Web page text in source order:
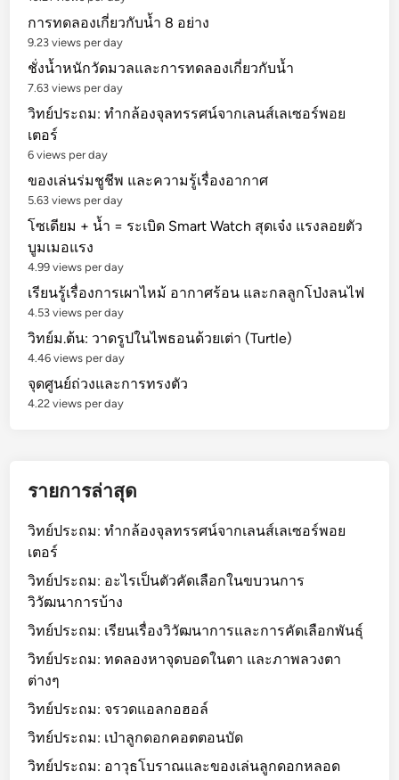
การทดลองเกี่ยวกับน้ำ 8 อย่าง
9.23 views per day
ชั่งน้ำหนักวัดมวลและการทดลองเกี่ยวกับน้ำ
7.63 views per day
วิทย์ประถม: ทำกล้องจุลทรรศน์จากเลนส์เลเซอร์พอย
เตอร์
6 views per day
ของเล่นร่มชูชีพ และความรู้เรื่องอากาศ
5.63 views per day
โซเดียม + น้ำ = ระเบิด Smart Watch สุดเจ๋ง แรงลอยตัว
บูมเมอแรง
4.99 views per day
เรียนรู้เรื่องการเผาไหม้ อากาศร้อน และกลลูกโป่งลนไฟ
4.53 views per day
วิทย์ม.ต้น: วาดรูปในไพธอนด้วยเต่า (Turtle)
4.46 views per day
จุดศูนย์ถ่วงและการทรงตัว
4.22 views per day
รายการล่าสุด
วิทย์ประถม: ทำกล้องจุลทรรศน์จากเลนส์เลเซอร์พอย
เตอร์
วิทย์ประถม: อะไรเป็นตัวคัดเลือกในขบวนการ
วิวัฒนาการบ้าง
วิทย์ประถม: เรียนเรื่องวิวัฒนาการและการคัดเลือกพันธุ์
วิทย์ประถม: ทดลองหาจุดบอดในตา และภาพลวงตา
ต่างๆ
วิทย์ประถม: จรวดแอลกอฮอล์
วิทย์ประถม: เป่าลูกดอกคอตตอนบัด
วิทย์ประถม: อาวุธโบราณและของเล่นลูกดอกหลอด